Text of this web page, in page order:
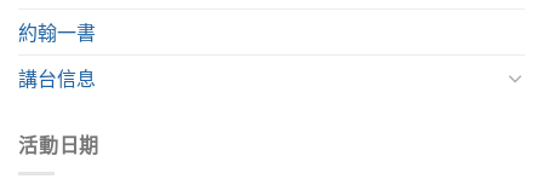
約翰一書
講台信息
活動日期